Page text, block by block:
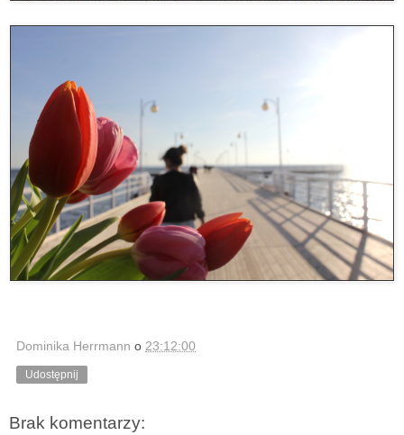
Dominika Herrmann o 23:12:00
Udostępnij
Brak komentarzy: